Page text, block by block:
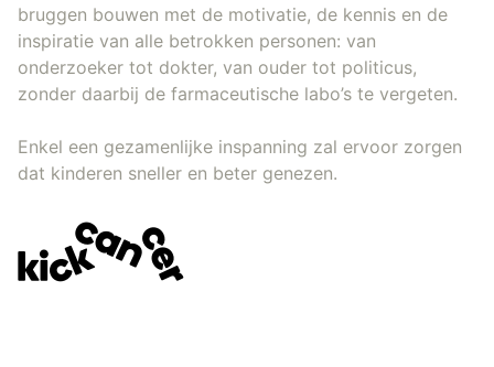
bruggen bouwen met de motivatie, de kennis en de
inspiratie van alle betrokken personen: van
onderzoeker tot dokter, van ouder tot politicus,
zonder daarbij de farmaceutische labo’s te vergeten.
Enkel een gezamenlijke inspanning zal ervoor zorgen
dat kinderen sneller en beter genezen.